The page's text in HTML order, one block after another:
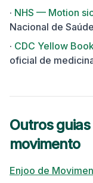
· NHS — Motion
Nacional de
· CDC Yellow
oficial de
Outros
movimento
Enjoo de